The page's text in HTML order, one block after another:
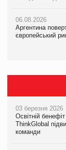
06.08.2026
Аргентина
європейський
06.08.2026
Аргентина
європейський
06.08.2026
Аргентина
європейський
03 березня 2026
Освітній
ThinkGlobal
команди